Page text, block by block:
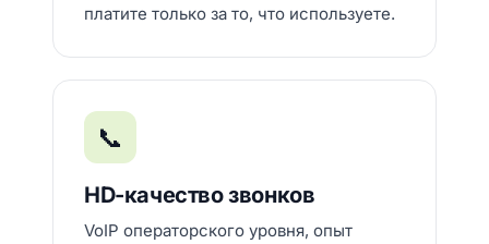
платите только за то, что используете.
📞
HD-качество звонков
VoIP операторского уровня, опыт